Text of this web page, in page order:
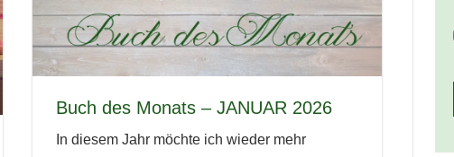
Buch des Monats – JANUAR 2026
In diesem Jahr möchte ich wieder mehr